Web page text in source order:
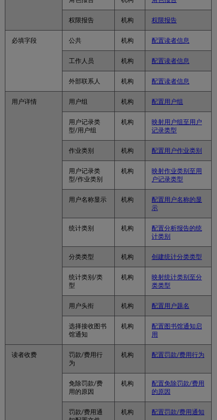
权限报告 机构 权限报告
必填字段 公共 机构 配置读者信息
工作人员 机构 配置读者信息
外部联系人 机构 配置读者信息
用户详情 用户组 机构 配置用户组
用户记录类
型/用户组
机构
映射用户组至用户
记录类型
作业类别 机构 配置用户作业类别
用户记录类
型/作业类别
机构
映射作业类别至用
户记录类型
用户名称显示 机构
配置用户名称的显
示
统计类别 机构
配置分析报告的统
计类别
分类类型 机构 创建统计分类类型
统计类别/类
型
机构
映射统计类别至分
类类型
用户头衔 机构 配置用户题名
选择接收图书
馆通知
机构
配置图书馆通知启
用
读者收费
罚款/费用行
为
机构 配置罚款/费用行为
免除罚款/费
用的原因
机构
配置免除罚款/费用
的原因
罚款/费用通
机构 配置罚款/费用通知